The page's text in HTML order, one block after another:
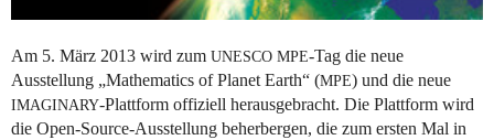
Am 5. März 2013 wird zum UNESCO MPE-Tag die neue
Ausstellung „Mathematics of Planet Earth“ (MPE) und die neue
IMAGINARY-Plattform offiziell herausgebracht. Die Plattform wird
die Open-Source-Ausstellung beherbergen, die zum ersten Mal in